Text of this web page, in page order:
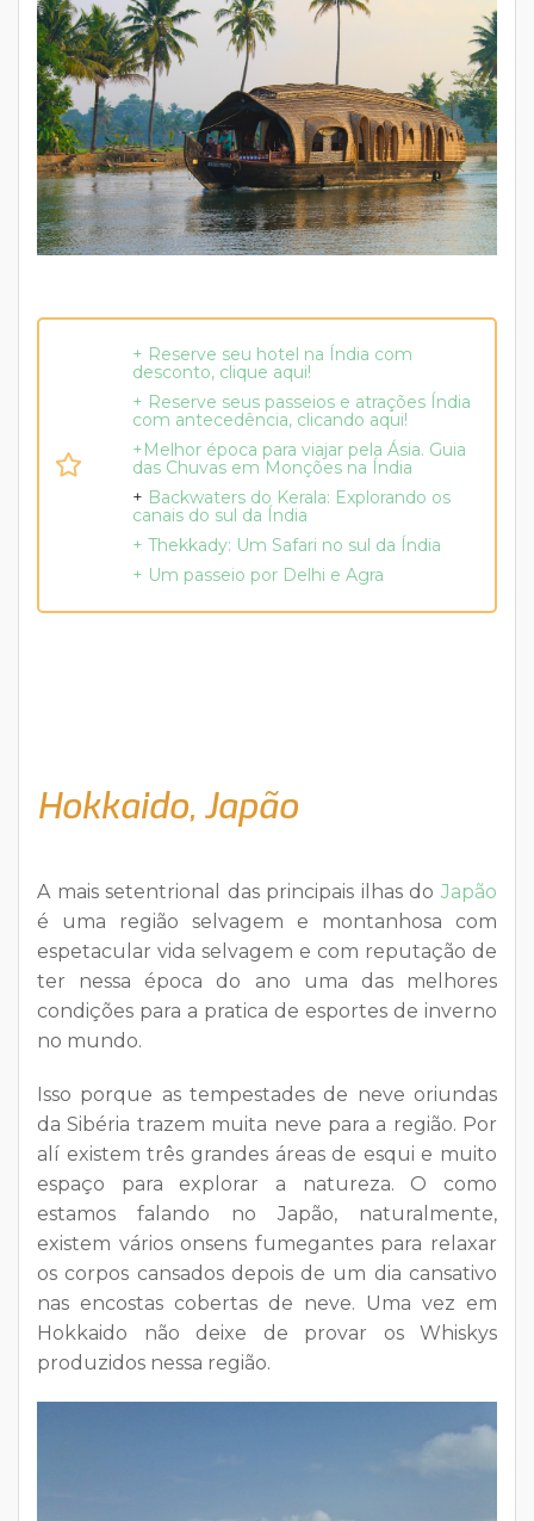
+ Reserve seu hotel na Índia com
desconto, clique aqui!
+ Reserve seus passeios e atrações Índia
com antecedência, clicando aqui!
+Melhor época para viajar pela Ásia. Guia
das Chuvas em Monções na Índia
+ Backwaters do Kerala: Explorando os
canais do sul da Índia
+ Thekkady: Um Safari no sul da Índia
+ Um passeio por Delhi e Agra
Hokkaido, Japão
A mais setentrional das principais ilhas do Japão
é uma região selvagem e montanhosa com
espetacular vida selvagem e com reputação de
ter nessa época do ano uma das melhores
condições para a pratica de esportes de inverno
no mundo.
Isso porque as tempestades de neve oriundas
da Sibéria trazem muita neve para a região. Por
alí existem três grandes áreas de esqui e muito
espaço para explorar a natureza. O como
estamos falando no Japão, naturalmente,
existem vários onsens fumegantes para relaxar
os corpos cansados ​​depois de um dia cansativo
nas encostas cobertas de neve. Uma vez em
Hokkaido não deixe de provar os Whiskys
produzidos nessa região.